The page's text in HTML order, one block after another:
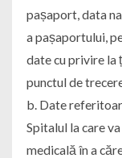
pașaport, data
a pașaportului,
date cu privire la
punctul de
b. Date
Spitalul la care
medicală în a